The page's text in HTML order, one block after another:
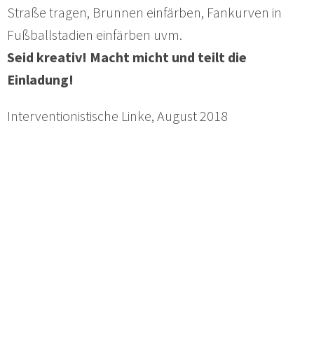
Straße tragen, Brunnen einfärben, Fankurven in
Fußballstadien einfärben uvm.
Seid kreativ! Macht micht und teilt die
Einladung!
Interventionistische Linke, August 2018